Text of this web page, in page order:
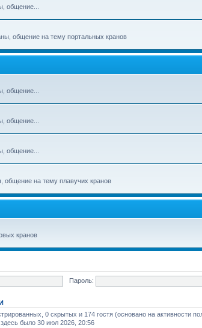
общение...
общение на тему портальных кранов
общение...
общение...
общение...
общение на тему плавучих кранов
кранов
Пароль:
0 скрытых и 174 гостя (основано на активности
было 30 июл 2026, 20:56